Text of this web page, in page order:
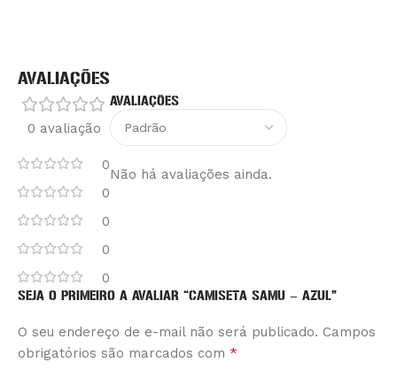
AVALIAÇÕES
0 avaliação
0
0
0
0
0
AVALIAÇÕES
Não há avaliações ainda.
SEJA O PRIMEIRO A AVALIAR “CAMISETA SAMU – AZUL”
O seu endereço de e-mail não será publicado. Campos
obrigatórios são marcados com *
Alternative: